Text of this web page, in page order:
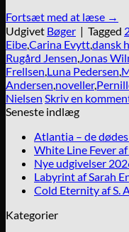
Fortsæt med at læse →
Udgivet Bøger | Tagged
Eibe,Carina Evytt,dansk
Rugård Jensen,Jonas
Frellsen,Luna Pedersen,
Andersen,noveller,
Nielsen Skriv en
Seneste indlæg
Atlantia – de
White Line Fever af
Nye udgivelser
Labyrint af Sarah
Cold Eternity af S.
Kategorier